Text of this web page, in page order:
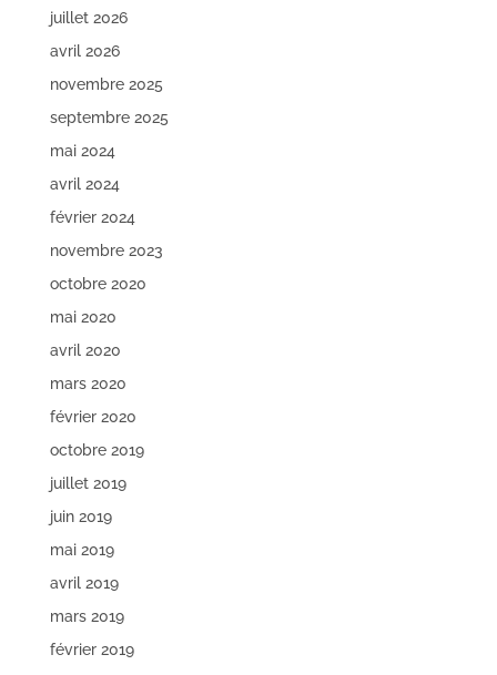
juillet 2026
avril 2026
novembre 2025
septembre 2025
mai 2024
avril 2024
février 2024
novembre 2023
octobre 2020
mai 2020
avril 2020
mars 2020
février 2020
octobre 2019
juillet 2019
juin 2019
mai 2019
avril 2019
mars 2019
février 2019